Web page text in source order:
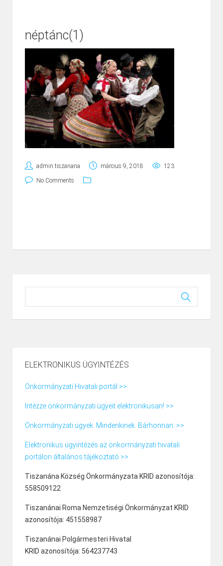
néptánc(1)
admin.tiszanana március 9, 2018 123
No Comments
ELEKTRONIKUS ÜGYINTÉZÉS
Önkormányzati Hivatali portál >>
Intézze önkormányzati ügyeit elektronikusan! >>
Önkormányzati ügyek. Mindenkinek. Bárhonnan. >>
Elektronikus ügyintézés az önkormányzati hivatali
portálon általános tájékoztató >>
Tiszanána Község Önkormányzata KRID azonosítója:
558509122
Tiszanánai Roma Nemzetiségi Önkormányzat KRID
azonosítója: 451558987
Tiszanánai Polgármesteri Hivatal
KRID azonosítója: 564237743